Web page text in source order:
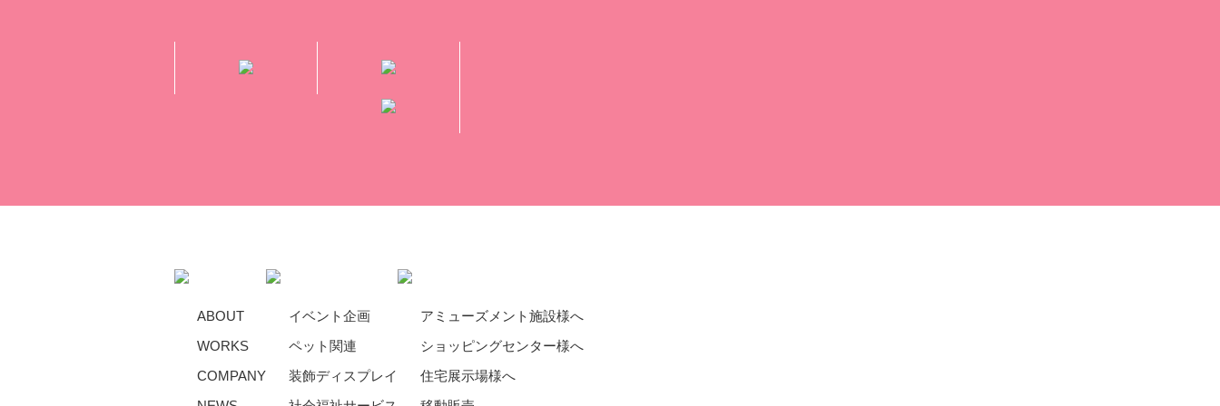
ABOUT
WORKS
COMPANY
イベント企画
ペット関連
装飾ディスプレイ
アミューズメント施設様へ
ショッピングセンター様へ
住宅展示場様へ